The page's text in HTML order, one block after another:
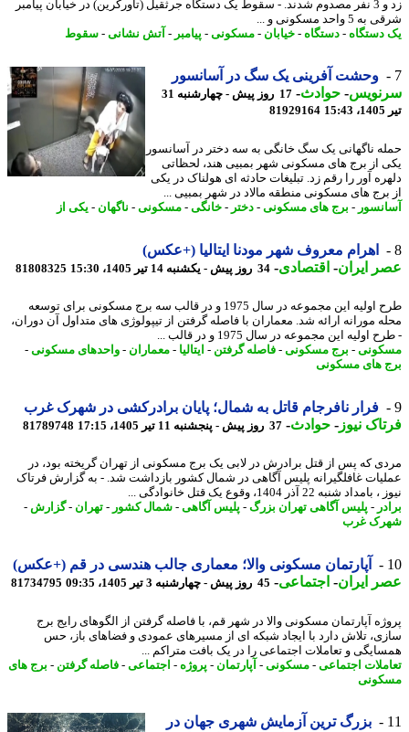
زد و 3 نفر مصدوم شدند. - سقوط یک دستگاه جرثقیل (تاورکرین) در خیابان پیامبر
واحد مسکونی و ...
-دستگاه-خیابان-مسکونی-پیامبر-آتش نشانی-سقوط
وحشت آفرینی یک سگ در آسانسور
-حوادث -
17 روز پیش - چهارشنبه 31
81929164
ناگهانی یک سگ خانگی به سه دختر در آسانسور
از برج های مسکونی شهر بمبیی هند، لحظاتی
آور را رقم زد. تبلیغات حادثه ای هولناک در یکی
های مسکونی منطقه مالاد در شهر بمبیی ...
-برج های مسکونی-دختر-خانگی-مسکونی-ناگهان-یکی از
اهرام معروف شهر مودنا ایتالیا (+عکس)
ایران- اقتصادی-34 روز پیش - یکشنبه 14 تیر 1405، 15:30 81808325
طرح اولیه این مجموعه در سال 1975 و در قالب سه برج مسکونی برای توسعه
مورانه ارائه شد. معماران با فاصله گرفتن از تیپولوژی های متداول آن دوران،
اولیه این مجموعه در سال 1975 و در قالب ...
-برج مسکونی-فاصله گرفتن -ایتالیا -معماران- واحدهای مسکونی-
های مسکونی
فرار نافرجام قاتل به شمال؛ پایان برادرکشی در شهرک غرب
نیوز-حوادث -37 روز پیش - پنجشنبه 11 تیر 1405، 17:15 81789748
که پس از قتل برادرش در لابی یک برج مسکونی از تهران گریخته بود، در
غافلگیرانه پلیس آگاهی در شمال کشور بازداشت شد. - به گزارش فرتاک
شنبه 22 آذر 1404، وقوع یک قتل خانوادگی ...
- پلیس آگاهی تهران بزرگ- پلیس آگاهی-شمال کشور-تهران- گزارش -
غرب
آپارتمان مسکونی والا؛ معماری جالب هندسی در قم (+عکس)
ایران- اجتماعی-45 روز پیش - چهارشنبه 3 تیر 1405، 09:35 81734795
آپارتمان مسکونی والا در شهر قم، با فاصله گرفتن از الگوهای رایج برج
تلاش دارد با ایجاد شبکه ای از مسیرهای عمودی و فضاهای باز، حس
و تعاملات اجتماعی را در یک بافت متراکم ...
اجتماعی-مسکونی-آپارتمان-پروژه-اجتماعی-فاصله گرفتن -برج های
بزرگ ترین آزمایش شهری جهان در